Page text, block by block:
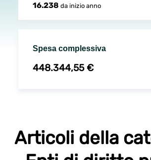
16.238 da inizio anno
Spesa complessiva
448.344,55 €
Articoli della